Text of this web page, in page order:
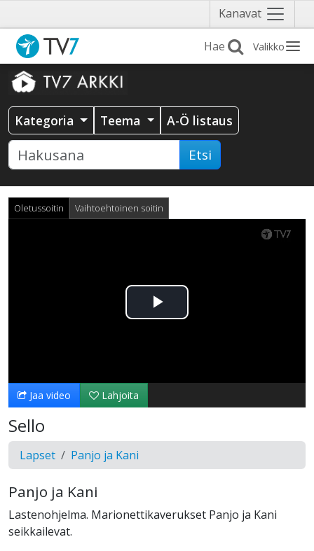
Kanavat Näytä
valikko
Valikko
Kategoria Teema A-Ö listaus
Etsi
Oletussoitin Vaihtoehtoinen soitin
Toista
Jaa video Lahjoita
Sello
Lapset Panjo ja Kani
Panjo ja Kani
Lastenohjelma. Marionettikaverukset Panjo ja Kani
seikkailevat.